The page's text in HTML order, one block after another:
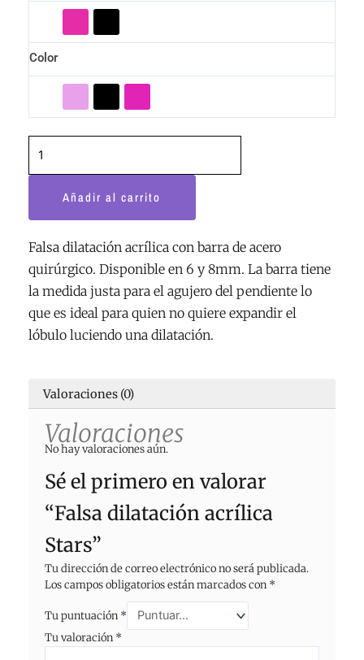
Color
Añadir al carrito
Falsa dilatación acrílica con barra de acero
quirúrgico. Disponible en 6 y 8mm. La barra tiene
la medida justa para el agujero del pendiente lo
que es ideal para quien no quiere expandir el
lóbulo luciendo una dilatación.
Valoraciones (0)
Valoraciones
No hay valoraciones aún.
Sé el primero en valorar
“Falsa dilatación acrílica
Stars”
Tu dirección de correo electrónico no será publicada.
Los campos obligatorios están marcados con *
Tu puntuación *
Tu valoración *